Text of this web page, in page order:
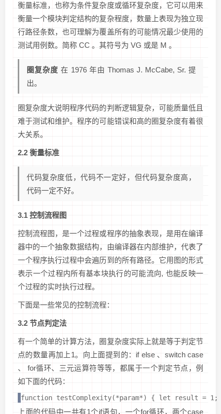
衡量标准，也称为条件复杂度或循环复杂度，它可以用来
衡量一个模块判定结构的复杂程度，数量上表现为独立现
行路径条数，也可理解为覆盖所有的可能情况最少使用的
测试用例数。简称 CC 。其符号为 VG 或是 M 。
圈复杂度 在 1976 年由 Thomas J. McCabe, Sr. 提
出。
圈复杂度大说明程序代码的判断逻辑复杂，可能质量低且
难于测试和维护。程序的可能错误和高的圈复杂度有着很
大关系。
2.2 衡量标准
代码复杂度低，代码不一定好，但代码复杂度高，
代码一定不好。
3.1 控制流程图
控制流程图，是一个过程或程序的抽象表现，是用在编译
器中的一个抽象数据结构，由编译器在内部维护，代表了
一个程序执行过程中会遍历到的所有路径。它用图的形式
表示一个过程内所有基本块执行的可能流向, 也能反映一
个过程的实时执行过程。
下面是一些常见的控制流程：
3.2 节点判定法
有一个简单的计算方法，圈复杂度实际上就是等于判定节
点的数量再加上1。向上面提到的：if else 、switch case
、 for循环、三元运算符等等，都属于一个判定节点，例
如下面的代码：
function testComplexity(*param*) { let result
上面的代码中一共有1个if语句，一个for循环，两个case